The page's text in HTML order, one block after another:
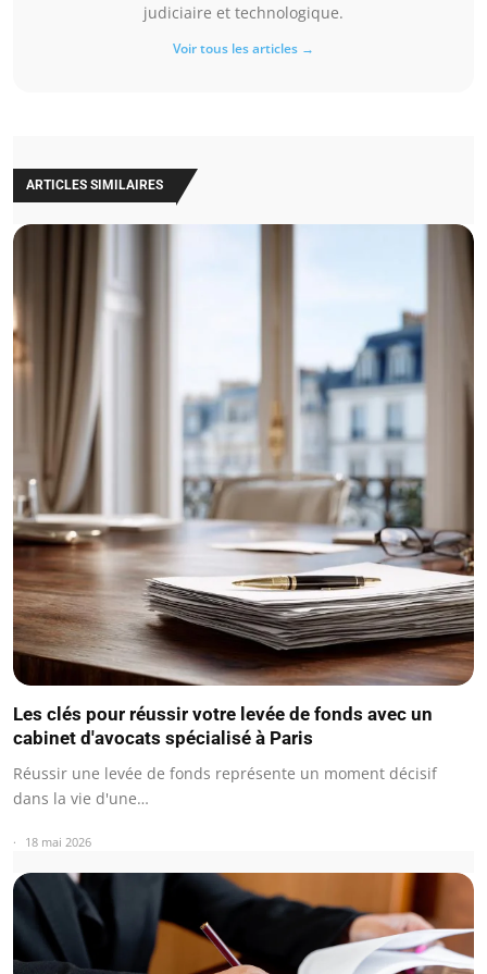
judiciaire et technologique.
Voir tous les articles →
ARTICLES SIMILAIRES
Les clés pour réussir votre levée de fonds avec un
cabinet d'avocats spécialisé à Paris
Réussir une levée de fonds représente un moment décisif
dans la vie d'une…
18 mai 2026